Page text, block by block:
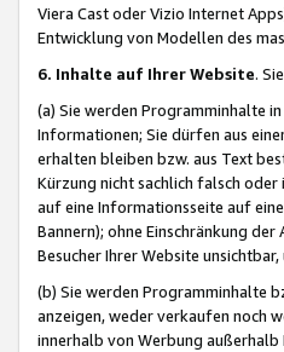
Viera Cast oder Vizio Internet
Entwicklung von Modellen des
6. Inhalte auf Ihrer Website.
(a) Sie werden Programminhalte
Informationen; Sie dürfen aus
erhalten bleiben bzw. aus Text
Kürzung nicht sachlich falsch
auf eine Informationsseite auf
Bannern); ohne Einschränkung
Besucher Ihrer Website
(b) Sie werden Programminhalte
anzeigen, weder verkaufen noch
innerhalb von Werbung